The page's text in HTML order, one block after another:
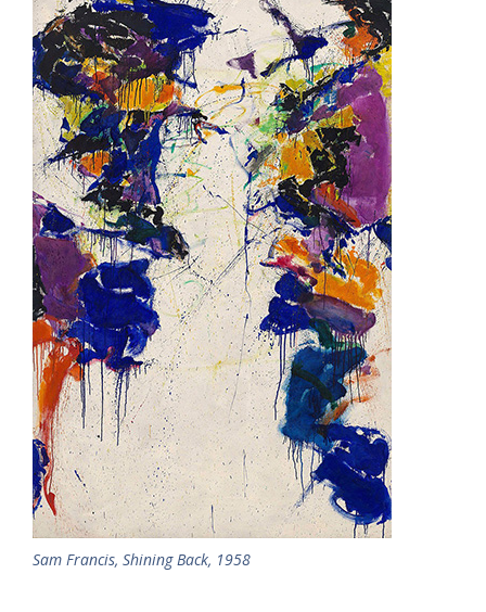
Sam Francis, Shining Back, 1958